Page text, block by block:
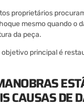
proprietários
mesmo quando o
da peça.
objetivo principal é
CAUSAS DE